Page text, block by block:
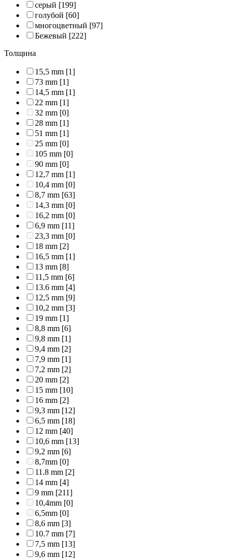
серый [199]
голубой [60]
многоцветный [97]
Бежевый [222]
Толщина
15,5 mm [1]
73 mm [1]
14,5 mm [1]
22 mm [1]
32 mm [0]
28 mm [1]
51 mm [1]
25 mm [0]
105 mm [0]
90 mm [0]
12,7 mm [1]
10,4 mm [0]
8,7 mm [63]
14,3 mm [0]
16,2 mm [0]
6,9 mm [11]
23,3 mm [0]
18 mm [2]
16,5 mm [1]
13 mm [8]
11,5 mm [6]
13.6 mm [4]
12,5 mm [9]
10,2 mm [3]
19 mm [1]
8,8 mm [6]
9,8 mm [1]
9,4 mm [2]
7,9 mm [1]
7,2 mm [2]
20 mm [2]
15 mm [10]
16 mm [2]
9,3 mm [12]
6,5 mm [18]
12 mm [40]
10,6 mm [13]
9,2 mm [6]
8,7mm [0]
11.8 mm [2]
14 mm [4]
9 mm [211]
10,4mm [0]
6,5mm [0]
8,6 mm [3]
10.7 mm [7]
7,5 mm [13]
9,6 mm [12]